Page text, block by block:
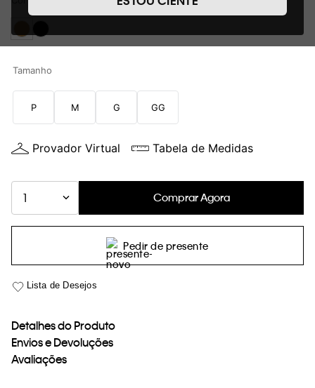
suas funções. A forma como processamos os dados
nosso Aviso de Privacidade. Quando você visita nosso site,
fornecer a você toda a funcionalidade do site, incluindo,
loja virtual. Para maiores informações sobre o nosso aviso de
Cookies acesse o link.
Tamanho
P M G GG
Provador Virtual Tabela de Medidas
1 Comprar Agora
Pedir de presente
Detalhes do Produto
Envios e Devoluções
Avaliações